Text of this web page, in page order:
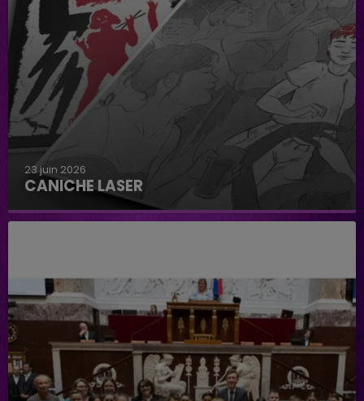
23 juin 2026
CANICHE LASER
Caniche Laser